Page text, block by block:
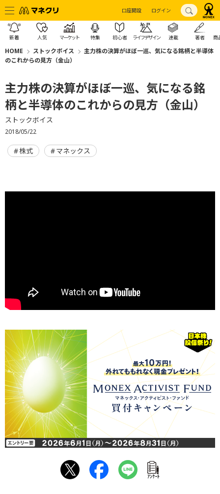
口座開設 ログイン
新着 人気 マーケット 特集 初心者 ライフデザイン 連載 著者 商
HOME ストックボイス
主力株の決算がほぼ一巡、気になる銘柄と半導体
のこれからの見方（金山）
主力株の決算がほぼ一巡、気になる銘
柄と半導体のこれからの見方（金山）
ストックボイス
2018/05/22
株式 マネックス
ｱﾝｹｰﾄ